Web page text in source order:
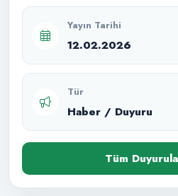
Yayın Tarihi
12.02.2026
Tür
Haber / Duyuru
Tüm